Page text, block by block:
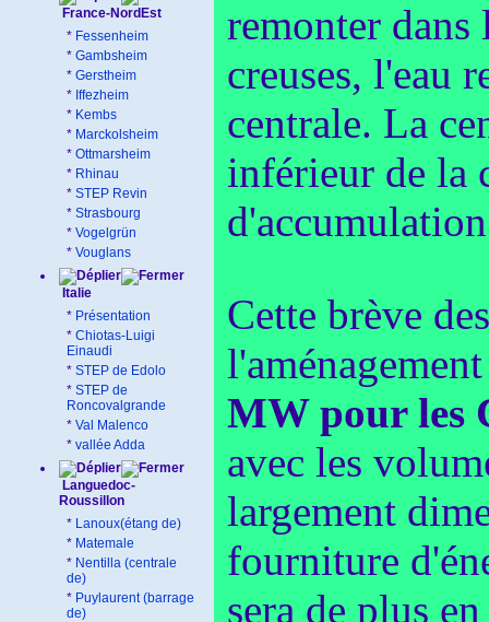
France-NordEst
* Fessenheim
* Gambsheim
* Gerstheim
* Iffezheim
* Kembs
* Marckolsheim
* Ottmarsheim
* Rhinau
* STEP Revin
* Strasbourg
* Vogelgrün
* Vouglans
Italie
* Présentation
* Chiotas-Luigi
Einaudi
* STEP de Edolo
* STEP de
Roncovalgrande
* Val Malenco
* vallée Adda
Languedoc-
Roussillon
* Lanoux(étang de)
* Matemale
* Nentilla (centrale
de)
* Puylaurent (barrage
de)
remonter dans
creuses, l'eau
centrale. La
inférieur de la
Cette brève
MW pour les
avec les
largement
fourniture
sera de plus